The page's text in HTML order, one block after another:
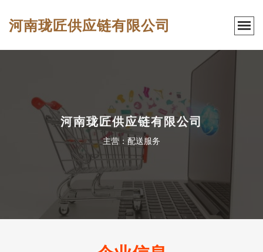
河南珑匠供应链有限公司
河南珑匠供应链有限公司
主营：配送服务